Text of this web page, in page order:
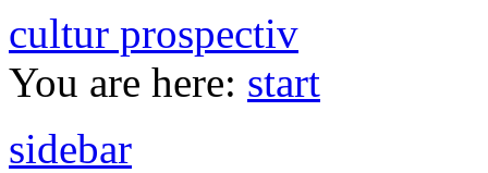
cultur prospectiv
You are here: start
sidebar